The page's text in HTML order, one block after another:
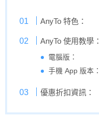
AnyTo 特色：
AnyTo 使用教學：
電腦版：
手機 App 版本：
優惠折扣資訊：